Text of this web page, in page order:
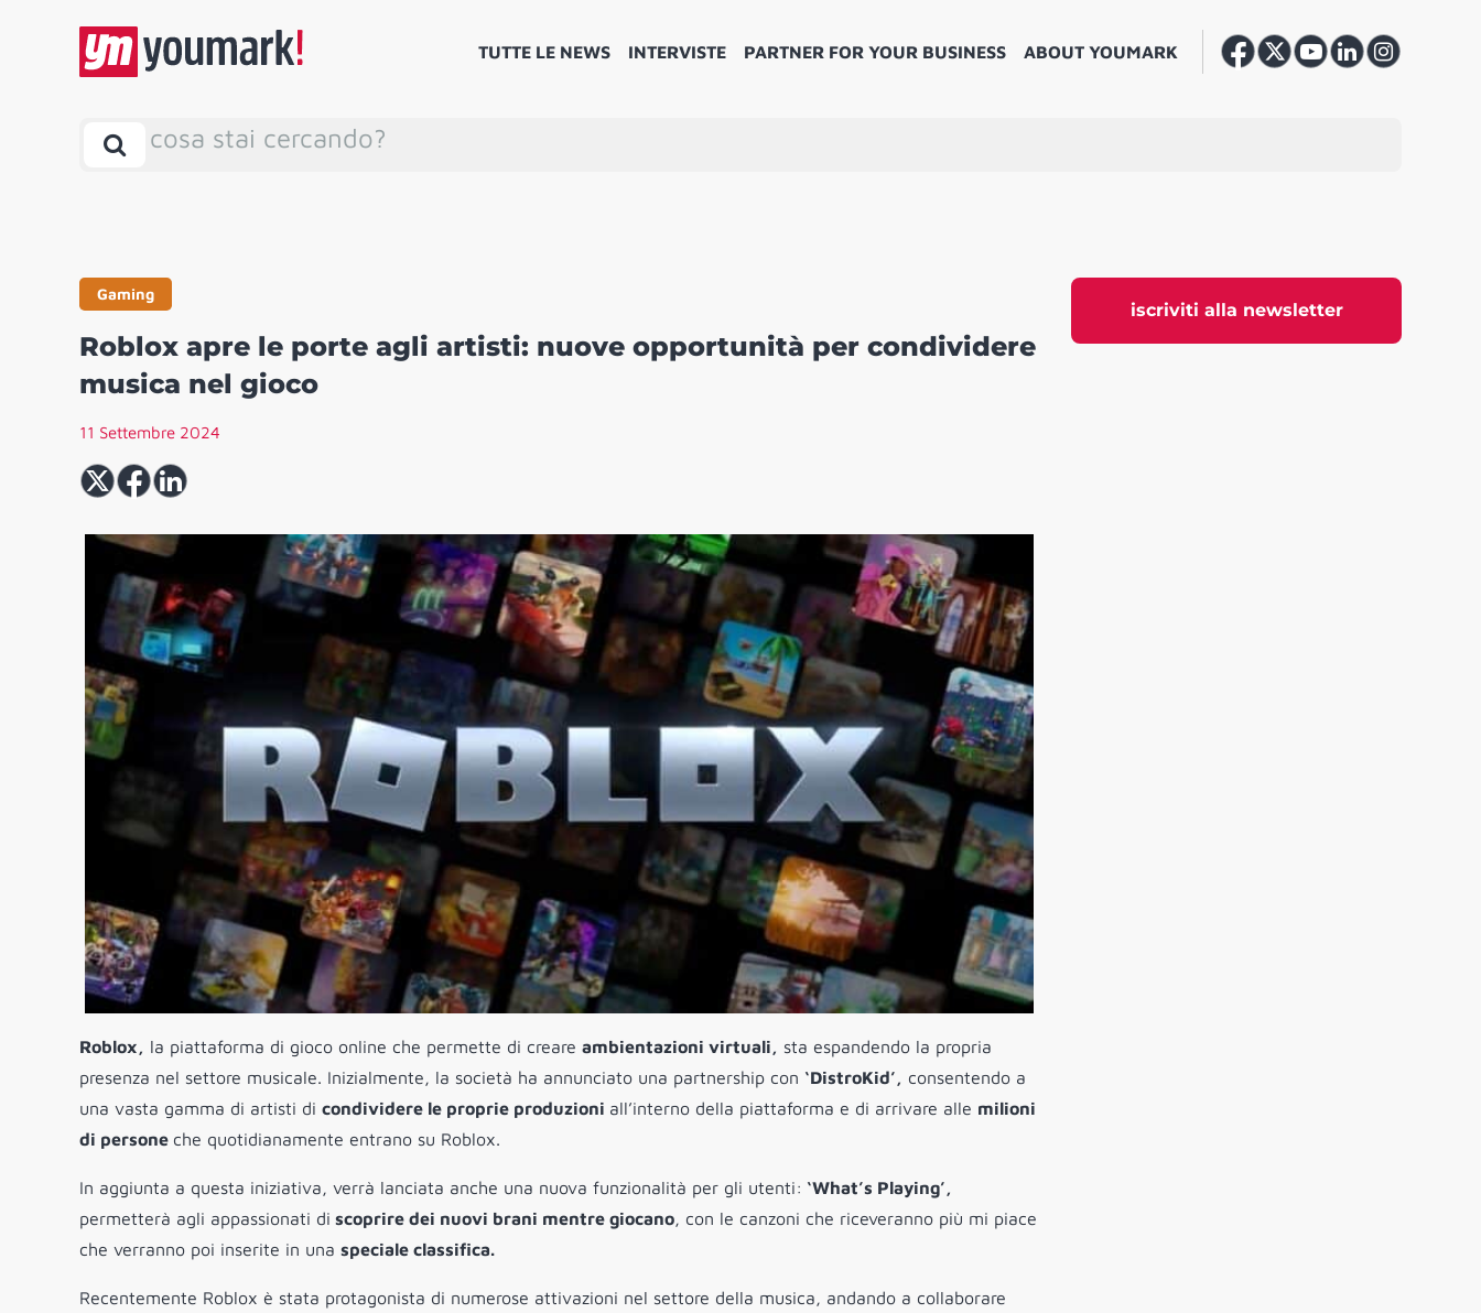
TUTTE LE NEWS INTERVISTE PARTNER FOR YOUR BUSINESS ABOUT YOUMARK
cosa stai cercando?
iscriviti alla newsletter
Gaming
Roblox apre le porte agli artisti: nuove opportunità per condividere
musica nel gioco
11 Settembre 2024
Roblox, la piattaforma di gioco online che permette di creare ambientazioni virtuali, sta espandendo la propria
presenza nel settore musicale. Inizialmente, la società ha annunciato una partnership con ‘DistroKid’, consentendo a
una vasta gamma di artisti di condividere le proprie produzioni all’interno della piattaforma e di arrivare alle milioni
di persone che quotidianamente entrano su Roblox.
In aggiunta a questa iniziativa, verrà lanciata anche una nuova funzionalità per gli utenti: ‘What’s Playing’,
permetterà agli appassionati di scoprire dei nuovi brani mentre giocano, con le canzoni che riceveranno più mi piace
che verranno poi inserite in una speciale classifica.
Recentemente Roblox è stata protagonista di numerose attivazioni nel settore della musica, andando a collaborare